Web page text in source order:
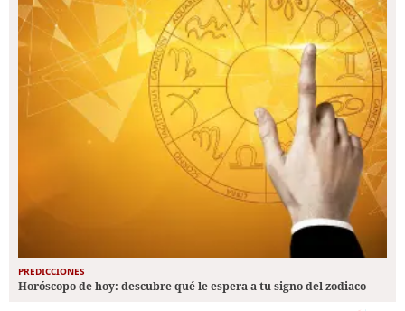
PREDICCIONES
Horóscopo de hoy: descubre qué le espera a tu signo del zodiaco